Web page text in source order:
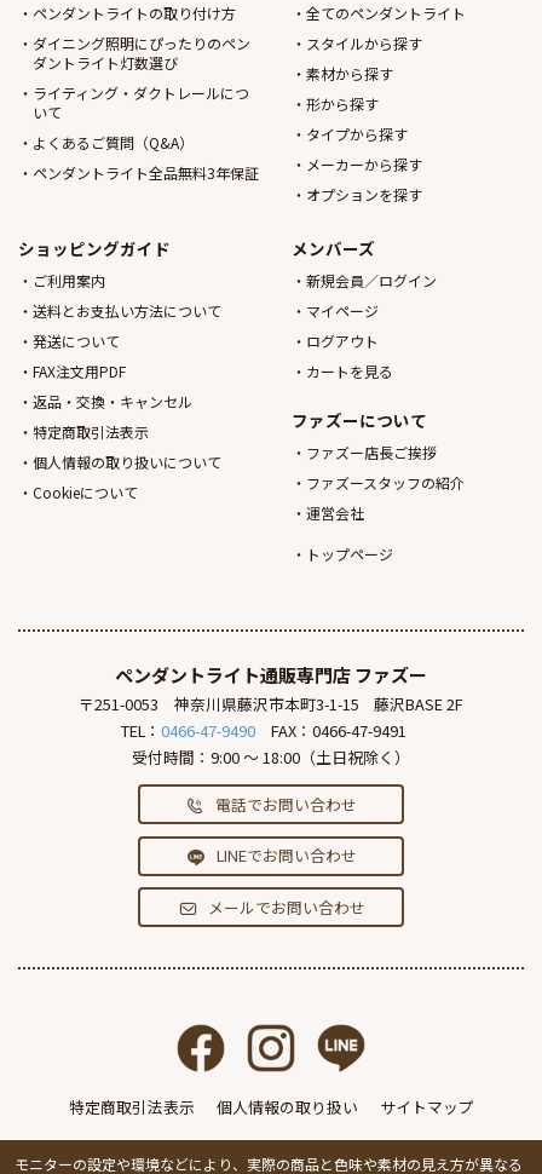
ペンダントライトの取り付け方
ダイニング照明にぴったりのペン
ダントライト灯数選び
ライティング・ダクトレールにつ
いて
よくあるご質問（Q&A）
ペンダントライト全品無料3年保証
全てのペンダントライト
スタイルから探す
素材から探す
形から探す
タイプから探す
メーカーから探す
オプションを探す
ショッピングガイド
ご利用案内
送料とお支払い方法について
発送について
FAX注文用PDF
返品・交換・キャンセル
特定商取引法表示
個人情報の取り扱いについて
Cookieについて
メンバーズ
新規会員／ログイン
マイページ
ログアウト
カートを見る
ファズーについて
ファズー店長ご挨拶
ファズースタッフの紹介
運営会社
トップページ
ペンダントライト通販専門店 ファズー
〒251-0053 神奈川県藤沢市本町3-1-15
藤沢BASE 2F
TEL： 0466-47-9490
FAX：0466-47-9491
受付時間：9:00 ～ 18:00（土日祝除く）
電話でお問い合わせ
LINEでお問い合わせ
メールでお問い合わせ
特定商取引法表示 個人情報の取り扱い サイトマップ
モニターの設定や環境などにより、実際の商品と色味や素材の見え方が異なる